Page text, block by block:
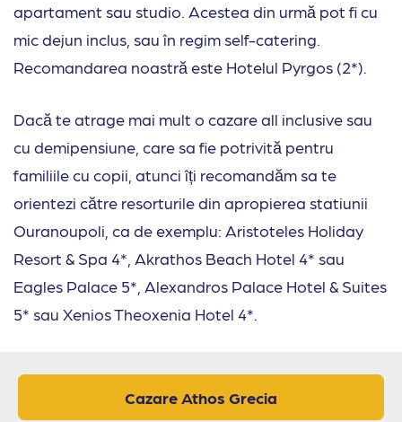
apartament sau studio. Acestea din urmă pot fi cu
mic dejun inclus, sau în regim self-catering.
Recomandarea noastră este Hotelul Pyrgos (2*).
Dacă te atrage mai mult o cazare all inclusive sau
cu demipensiune, care sa fie potrivită pentru
familiile cu copii, atunci îți recomandăm sa te
orientezi către resorturile din apropierea statiunii
Ouranoupoli, ca de exemplu: Aristoteles Holiday
Resort & Spa 4*, Akrathos Beach Hotel 4* sau
Eagles Palace 5*, Alexandros Palace Hotel & Suites
5* sau Xenios Theoxenia Hotel 4*.
Cazare Athos Grecia